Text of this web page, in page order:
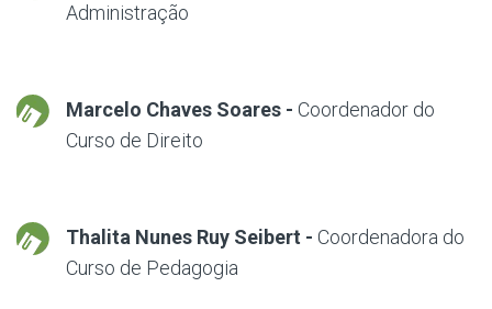
Administração
Marcelo Chaves Soares - Coordenador do
Curso de Direito
Thalita Nunes Ruy Seibert - Coordenadora do
Curso de Pedagogia